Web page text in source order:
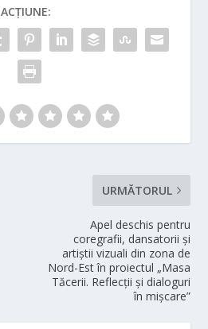
ACȚIUNE:
URMĂTORUL
Apel deschis pentru
coregrafii, dansatorii și
artiștii vizuali din zona de
Nord-Est în proiectul „Masa
Tăcerii. Reflecții și dialoguri
în mișcare”